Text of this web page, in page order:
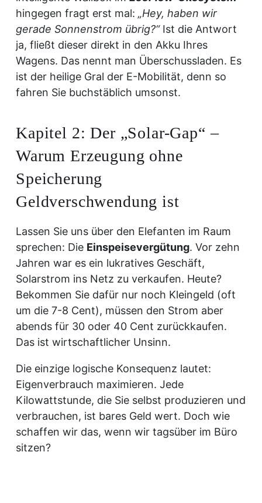
hingegen fragt erst mal: „Hey, haben wir
gerade Sonnenstrom übrig?“Ist die Antwort
ja, fließt dieser direkt in den Akku Ihres
Wagens. Das nennt man Überschussladen. Es
ist der heilige Gral der E-Mobilität, denn so
fahren Sie buchstäblich umsonst.
Kapitel 2: Der „Solar-Gap“ –
Warum Erzeugung ohne
Speicherung
Geldverschwendung ist
Lassen Sie uns über den Elefanten im Raum
sprechen: Die Einspeisevergütung. Vor zehn
Jahren war es ein lukratives Geschäft,
Solarstrom ins Netz zu verkaufen. Heute?
Bekommen Sie dafür nur noch Kleingeld (oft
um die 7-8 Cent), müssen den Strom aber
abends für 30 oder 40 Cent zurückkaufen.
Das ist wirtschaftlicher Unsinn.
Die einzige logische Konsequenz lautet:
Eigenverbrauch maximieren. Jede
Kilowattstunde, die Sie selbst produzieren und
verbrauchen, ist bares Geld wert. Doch wie
schaffen wir das, wenn wir tagsüber im Büro
sitzen?